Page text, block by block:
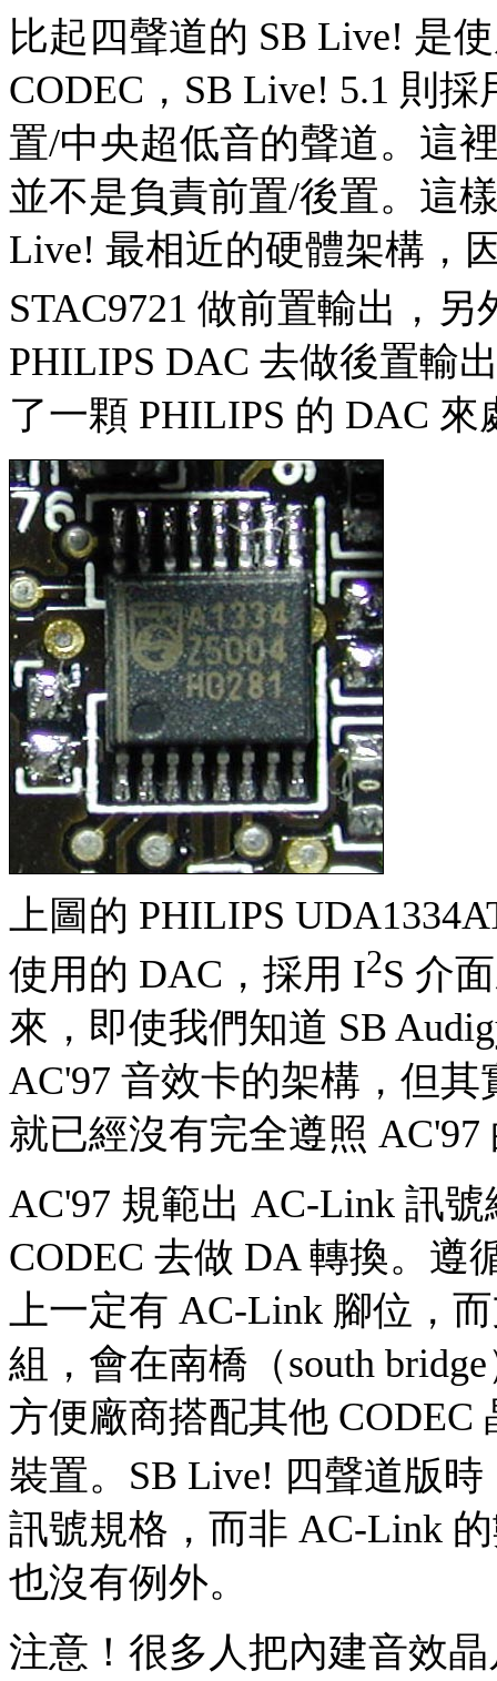
比起四聲道的 SB Live! 是
CODEC，SB Live! 5.1 則
置/中央超低音的聲道。這
並不是負責前置/後置。這
Live! 最相近的硬體架構，
STAC9721 做前置輸出，
PHILIPS DAC 去做後置輸
了一顆 PHILIPS 的 DAC
上圖的 PHILIPS
使用的 DAC，採用 I2S 介
來，即使我們知道 SB
AC'97 音效卡的架構，但
就已經沒有完全遵照 AC'97
AC'97 規範出 AC-Link 訊
CODEC 去做 DA 轉換。遵
上一定有 AC-Link 腳位，
組，會在南橋（south
方便廠商搭配其他
裝置。SB Live! 四聲道版
訊號規格，而非 AC-Link
也沒有例外。
注意！很多人把內建音效